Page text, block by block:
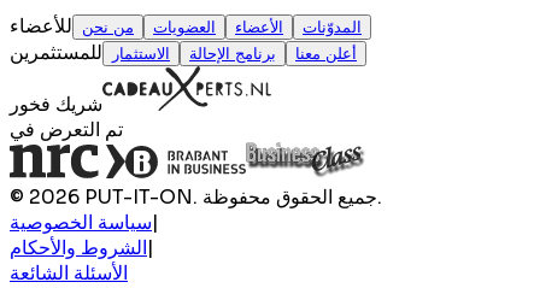
للأعضاء من نحن العضويات الأعضاء المدوّنات
للمستثمرين الاستثمار برنامج الإحالة أعلن معنا
شريك فخور
تم التعرض في
© 2026 PUT-IT-ON. جميع الحقوق محفوظة.
سياسة الخصوصية|
الشروط والأحكام|
الأسئلة الشائعة